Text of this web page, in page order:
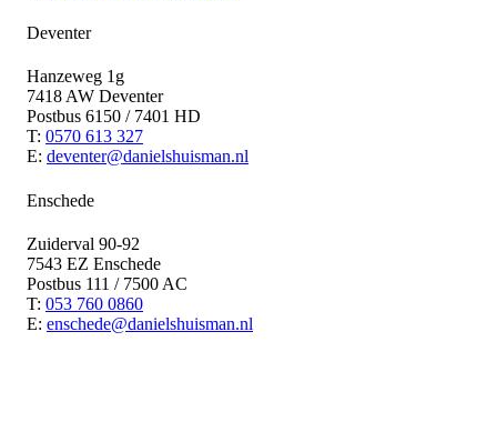
Deventer
Hanzeweg 1g
7418 AW Deventer
Postbus 6150 / 7401 HD
T: 0570 613 327
E: deventer@danielshuisman.nl
Enschede
Zuiderval 90-92
7543 EZ Enschede
Postbus 111 / 7500 AC
T: 053 760 0860
E: enschede@danielshuisman.nl